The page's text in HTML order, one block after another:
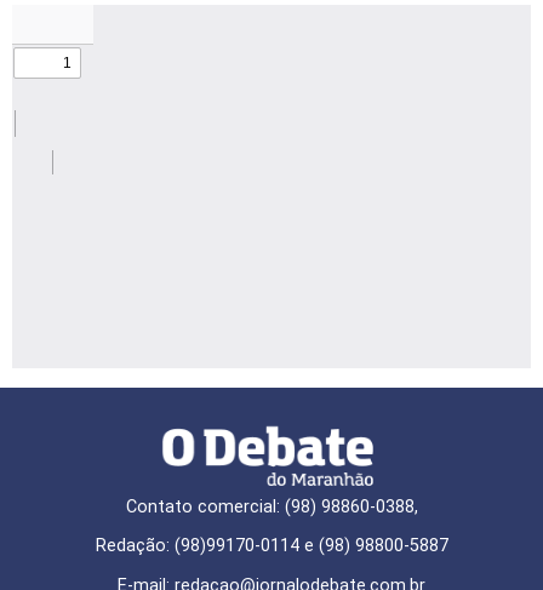
Contato comercial: (98) 98860-0388,
Redação: (98)99170-0114 e (98) 98800-5887
E-mail: redaçao@jornalodebate.com.br